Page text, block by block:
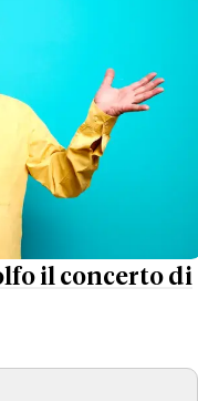
il concerto di